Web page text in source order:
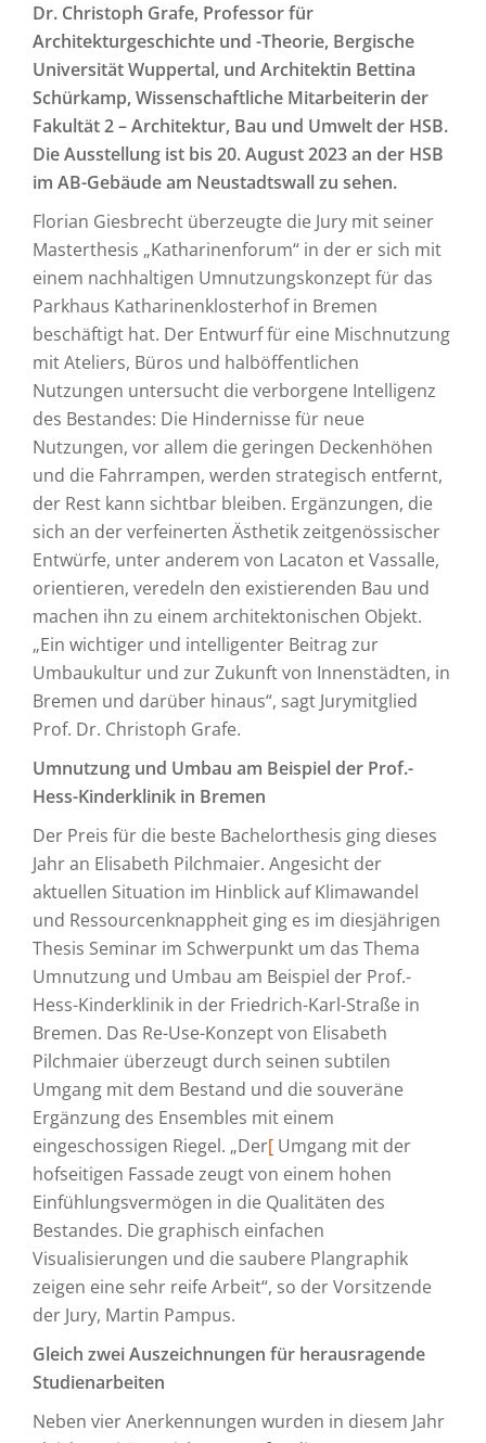
Dr. Christoph Grafe, Professor für
Architekturgeschichte und -Theorie, Bergische
Universität Wuppertal, und Architektin Bettina
Schürkamp, Wissenschaftliche Mitarbeiterin der
Fakultät 2 – Architektur, Bau und Umwelt der HSB.
Die Ausstellung ist bis 20. August 2023 an der HSB
im AB-Gebäude am Neustadtswall zu sehen.
Florian Giesbrecht überzeugte die Jury mit seiner
Masterthesis „Katharinenforum“ in der er sich mit
einem nachhaltigen Umnutzungskonzept für das
Parkhaus Katharinenklosterhof in Bremen
beschäftigt hat. Der Entwurf für eine Mischnutzung
mit Ateliers, Büros und halböffentlichen
Nutzungen untersucht die verborgene Intelligenz
des Bestandes: Die Hindernisse für neue
Nutzungen, vor allem die geringen Deckenhöhen
und die Fahrrampen, werden strategisch entfernt,
der Rest kann sichtbar bleiben. Ergänzungen, die
sich an der verfeinerten Ästhetik zeitgenössischer
Entwürfe, unter anderem von Lacaton et Vassalle,
orientieren, veredeln den existierenden Bau und
machen ihn zu einem architektonischen Objekt.
„Ein wichtiger und intelligenter Beitrag zur
Umbaukultur und zur Zukunft von Innenstädten, in
Bremen und darüber hinaus“, sagt Jurymitglied
Prof. Dr. Christoph Grafe.
Umnutzung und Umbau am Beispiel der Prof.-
Hess-Kinderklinik in Bremen
Der Preis für die beste Bachelorthesis ging dieses
Jahr an Elisabeth Pilchmaier. Angesicht der
aktuellen Situation im Hinblick auf Klimawandel
und Ressourcenknappheit ging es im diesjährigen
Thesis Seminar im Schwerpunkt um das Thema
Umnutzung und Umbau am Beispiel der Prof.-
Hess-Kinderklinik in der Friedrich-Karl-Straße in
Bremen. Das Re-Use-Konzept von Elisabeth
Pilchmaier überzeugt durch seinen subtilen
Umgang mit dem Bestand und die souveräne
Ergänzung des Ensembles mit einem
eingeschossigen Riegel. „Der[ Umgang mit der
hofseitigen Fassade zeugt von einem hohen
Einfühlungsvermögen in die Qualitäten des
Bestandes. Die graphisch einfachen
Visualisierungen und die saubere Plangraphik
zeigen eine sehr reife Arbeit“, so der Vorsitzende
der Jury, Martin Pampus.
Gleich zwei Auszeichnungen für herausragende
Studienarbeiten
Neben vier Anerkennungen wurden in diesem Jahr